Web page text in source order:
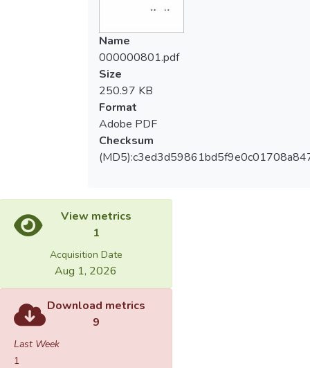
時，舞者不會因為特定的每一個部分去進行
過程中，加入意象的教導與訓練並且有，就
會使舞者在面對不同的環境、不同的場地，
也可以運用意象練習來達到練習的目的，以
期能對於國內舞蹈領域利用意象進行教學、
訓練與研究。
among trait, state anxiety and dance
imagery. Discussion was suggested and
future research was proposed.
Name
000000801.pdf
Size
250.97 KB
Format
Adobe PDF
Checksum
View metrics
1
Acquisition Date
Aug 1, 2026
Download metrics
9
Last Week
1